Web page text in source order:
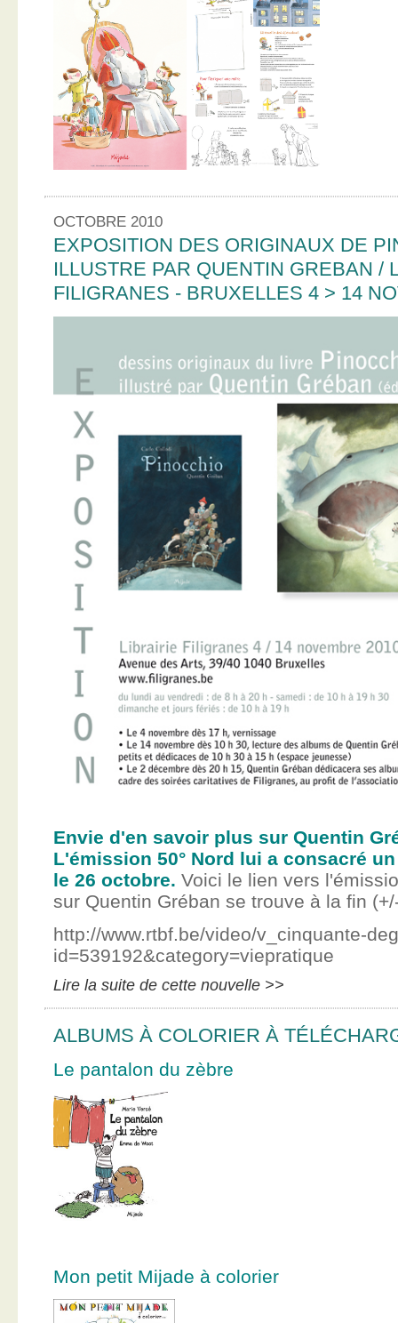
OCTOBRE 2010
EXPOSITION DES ORIGINAUX DE
ILLUSTRE PAR QUENTIN GREBAN /
FILIGRANES - BRUXELLES 4 > 14
Envie d'en savoir plus sur Quentin
L'émission 50° Nord lui a consacré
le 26 octobre. Voici le lien vers
sur Quentin Gréban se trouve à la fin
http://www.rtbf.be/video/v_cinquante-
id=539192&category=viepratique
Lire la suite de cette nouvelle >>
ALBUMS À COLORIER À
Le pantalon du zèbre
Mon petit Mijade à colorier